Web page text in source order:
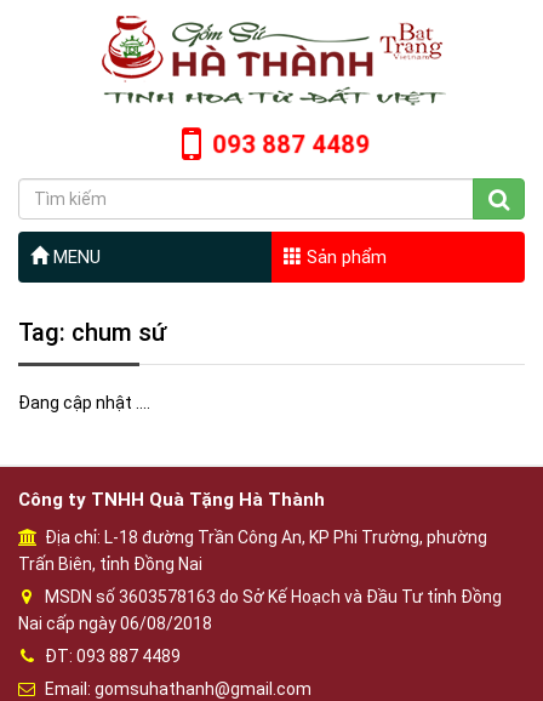
093 887 4489
MENU Sản phẩm
Tag: chum sứ
Đang cập nhật ....
Công ty TNHH Quà Tặng Hà Thành
Địa chỉ: L-18 đường Trần Công An, KP Phi Trường, phường
Trấn Biên, tỉnh Đồng Nai
MSDN số 3603578163 do Sở Kế Hoạch và Đầu Tư tỉnh Đồng
Nai cấp ngày 06/08/2018
ĐT: 093 887 4489
Email: gomsuhathanh@gmail.com